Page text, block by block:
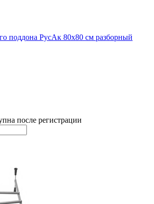
поддона РусАк 80х80 см разборный
после регистрации